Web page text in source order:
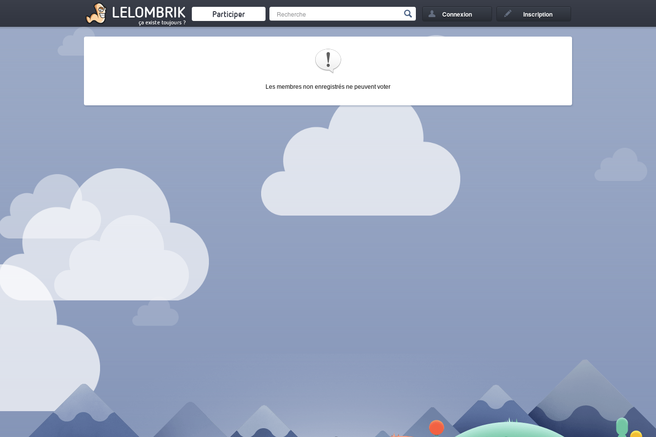
LELOMBRIK
ça existe toujours ?
Participer Connexion Inscription
Les membres non enregistrés ne peuvent voter